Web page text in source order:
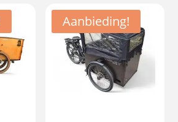
Aanbieding!